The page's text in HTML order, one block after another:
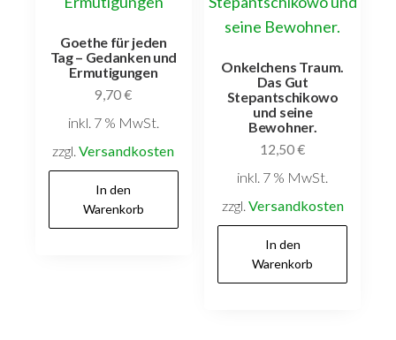
Werke
Band
Goethe für jeden
Tag – Gedanken und
Ermutigungen
9,70€
inkl. 7 % MwSt.
zzgl.Versandkosten
In den
Warenkorb
Onkelchens Traum.
Das Gut
Stepantschikowo
und seine
Bewohner.
12,50€
inkl. 7 % MwSt.
zzgl. Versandkosten
In den
Warenkorb